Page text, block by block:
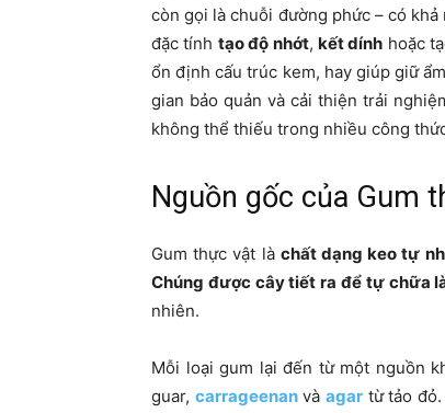
còn gọi là chuỗi đường phức – có
đặc tính tạo độ nhớt, kết dính hoặc
ổn định cấu trúc kem, hay giúp giữ
gian bảo quản và cải thiện trải
không thể thiếu trong nhiều công
Nguồn gốc của Gum
Gum thực vật là chất dạng keo tự
Chúng được cây tiết ra để tự chữa
nhiên.
Mỗi loại gum lại đến từ một nguồn
guar, carrageenanvàagar từ tảo đỏ.